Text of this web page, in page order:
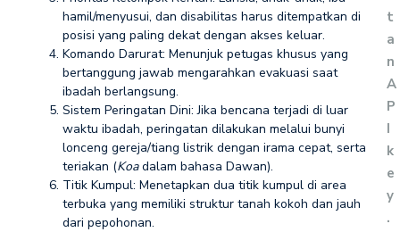
hamil/menyusui, dan disabilitas harus ditempatkan di
posisi yang paling dekat dengan akses keluar.
Komando Darurat: Menunjuk petugas khusus yang
bertanggung jawab mengarahkan evakuasi saat
ibadah berlangsung.
Sistem Peringatan Dini: Jika bencana terjadi di luar
waktu ibadah, peringatan dilakukan melalui bunyi
lonceng gereja/tiang listrik dengan irama cepat, serta
teriakan (Koadalam bahasa Dawan).
Titik Kumpul: Menetapkan dua titik kumpul di area
terbuka yang memiliki struktur tanah kokoh dan jauh
dari pepohonan.
t
a
n
A
P
I
k
e
y
.